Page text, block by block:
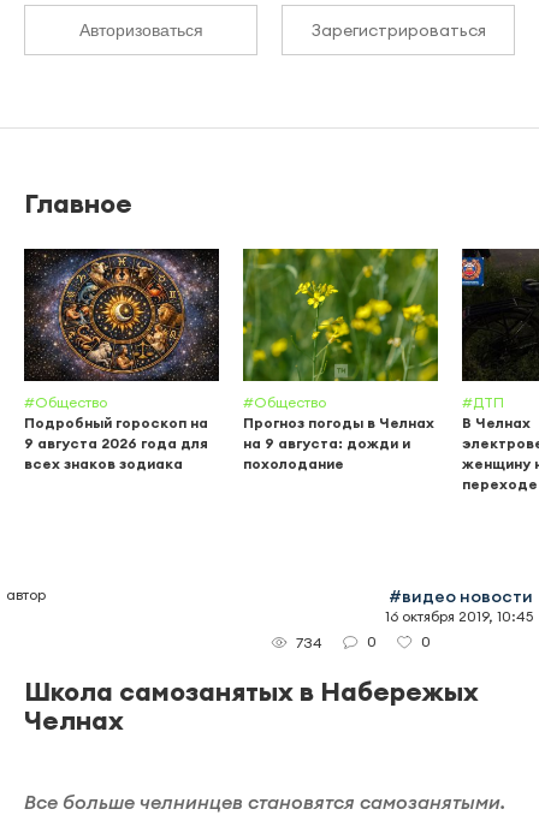
Авторизоваться Зарегистрироваться
Главное
#Общество
Подробный гороскоп на
9 августа 2026 года для
всех знаков зодиака
#Общество
Прогноз погоды в Челнах
на 9 августа: дожди и
похолодание
#ДТП
В Челнах
женщину
переходе
автор #видео новости
16 октября 2019, 10:45
734
0 0
Школа самозанятых в Набережых
Челнах
Все больше челнинцев становятся самозанятыми.